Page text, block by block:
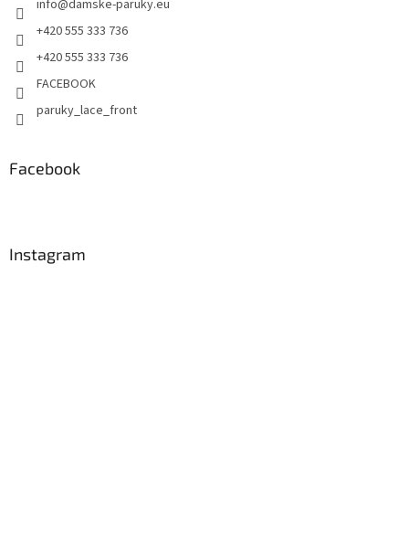
info@damske-paruky.eu
+420 555 333 736
+420 555 333 736
FACEBOOK
paruky_lace_front
Facebook
Instagram